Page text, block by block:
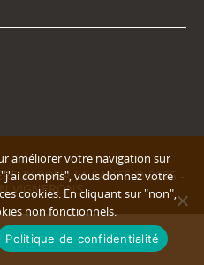
POUR LA SANTÉ © 2025 -
VIGNERONS
améliorer votre navigation sur
compris", vous donnez votre
cookies. En cliquant sur "non",
non fonctionnels.
Politique de confidentialité